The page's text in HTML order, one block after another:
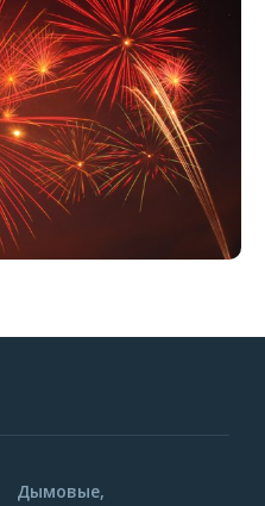
Дымовые,